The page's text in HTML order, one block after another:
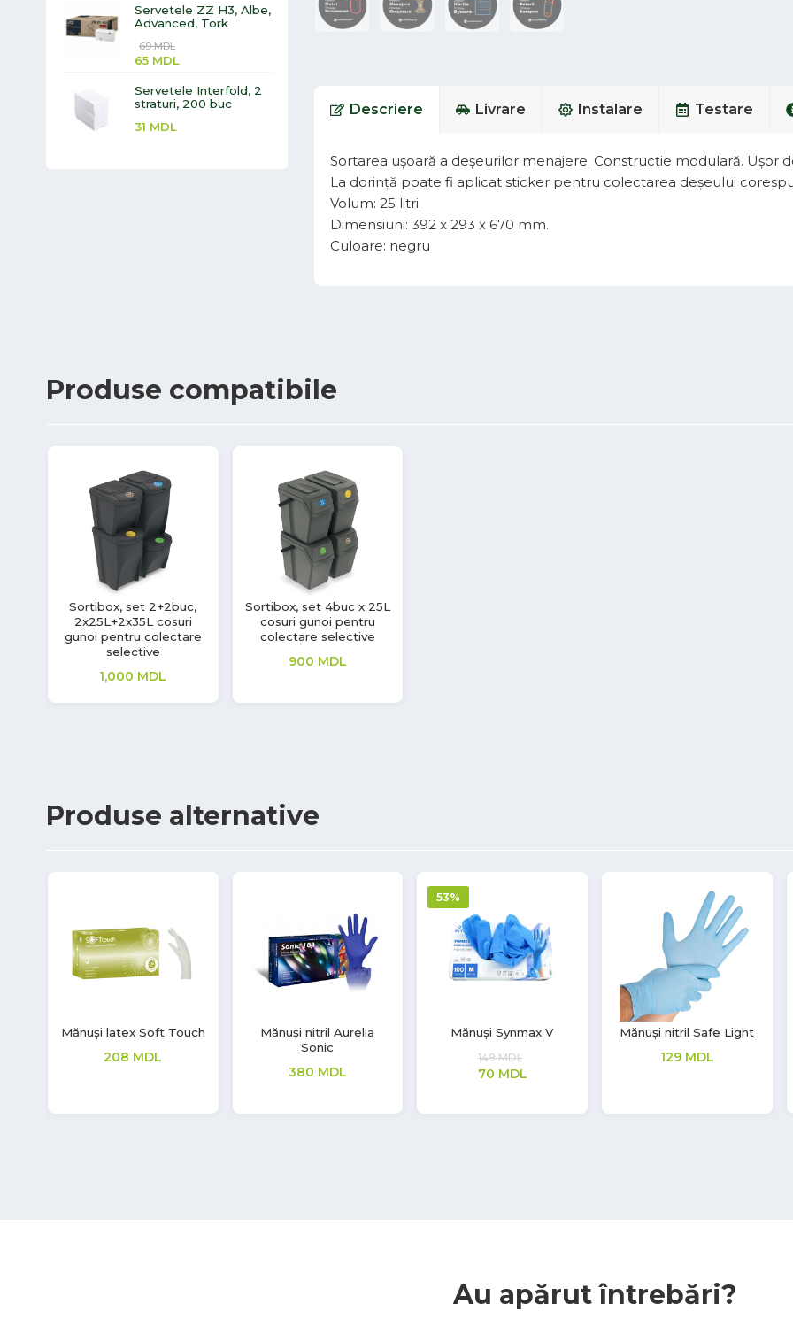
Servetele ZZ H3, Albe,
Advanced, Tork
69MDL
65 MDL
Servetele Interfold, 2
straturi, 200 buc
31 MDL
Descriere Livrare Instalare Testare
Sortarea ușoară a deșeurilor menajere. Construcție modulară. Ușor
La dorință poate fi aplicat sticker pentru colectarea deșeului
Volum: 25 litri.
Dimensiuni: 392 x 293 x 670 mm.
Culoare: negru
Produse compatibile
Sortibox, set 2+2buc,
2x25L+2x35L cosuri
gunoi pentru colectare
selective
1,000 MDL
Sortibox, set 4buc x 25L
cosuri gunoi pentru
colectare selective
900 MDL
Produse alternative
Mănuși nitril Safe Light
129 MDL
Mănuși nitril Aurelia
Sonic
380 MDL
Mănuși nitril Safe Light
99MDL
Masca medicala de
Au apărut întrebări?